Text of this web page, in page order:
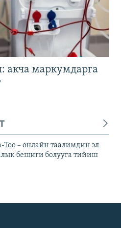
акча маркумдарга
Тоо – онлайн таалимдин эл
бешиги болууга тийиш